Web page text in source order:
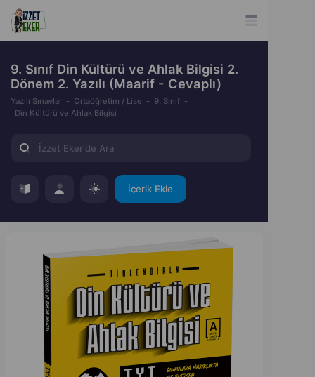
9. Sınıf Din Kültürü ve Ahlak Bilgisi 2.
Dönem 2. Yazılı (Maarif - Cevaplı)
Yazılı Sınavlar Ortaöğretim / Lise
9. Sınıf
Din Kültürü ve Ahlak Bilgisi
İçerik Ekle